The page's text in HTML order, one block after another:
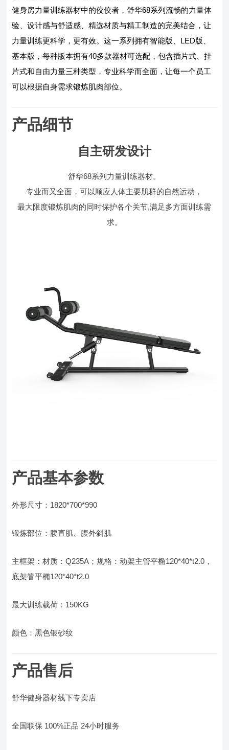
健身房力量训练器材中的佼佼者，舒华68系列流畅的力量体
验、设计感与舒适感、精选材质与精工制造的完美结合，让
力量训练更科学，更有效。这一系列拥有智能版、LED版、
基本版，每种版本拥有40多款器材可选配，包含插片式、挂
片式和自由力量三种类型，专业科学而全面，让每一个员工
可以根据自身需求锻炼肌肉部位。
产品细节
自主研发设计
舒华68系列力量训练器材。
专业而又全面，可以顺应人体主要肌群的自然运动，
最大限度锻炼肌肉的同时保护各个关节,满足多方面训练需
求。
产品基本参数
外形尺寸：1820*700*990
锻炼部位：腹直肌、腹外斜肌
主框架：材质：Q235A；规格：动架主管平椭120*40*t2.0，
底架管平椭120*40*t2.0
最大训练载荷：150KG
颜色：黑色银砂纹
产品售后
舒华健身器材线下专卖店
全国联保 100%正品 24小时服务